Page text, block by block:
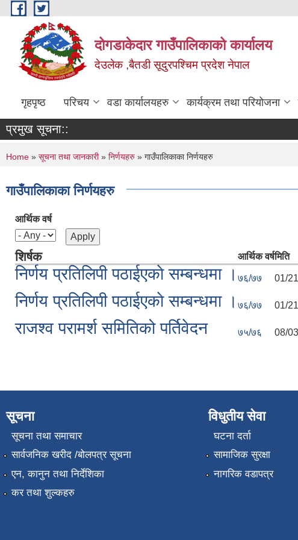
Skip to main content
दोगडाकेदार गाउँपालिकाको कार्यालय
देउलेक ,बैतडी सूदुरपश्चिम प्रदेश नेपाल
गृहपृष्ठ परिचय वडा कार्यालयहरु कार्यक्रम तथा परियोजना
प्रमुख सूचना::
You are here
Home » सूचना तथा जानकारी» निर्णयहरु » गाउँपालिकाका निर्णयहरु
गाउँपालिकाका निर्णयहरु
आर्थिक वर्ष
शिर्षक आर्थिक वर्षमिति
निर्णय प्रतिलिपी पठाईएकाे सम्बन्धमा । ७६/७७ 01/
निर्णय प्रतिलिपी पठाईएकाे सम्बन्धमा । ७६/७७ 01/
राजश्व परामर्श समितिको पर्तिवेदन ७५/७६ 08/
सूचना
सूचना तथा समाचार
सार्वजनिक खरीद /बोलपत्र सूचना
एन, कानुन तथा निर्देशिका
कर तथा शुल्कहरु
विधुतीय सेवा
घटना दर्ता
सामाजिक सुरक्षा
नागरिक वडापत्र